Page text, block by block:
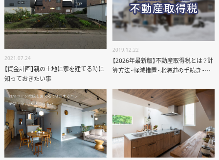
ANATA.
EVENT
2021.07.24
【資金計画】親の土地に家を建てる時に
知っておきたい事
2019.12.22
【2026年最新版】不動産取得税とは？計
算方法・軽減措置・北海道の手続き・リ
底解説